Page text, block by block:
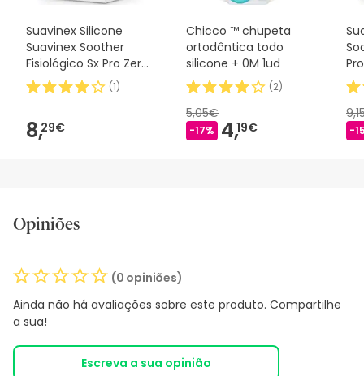
Suavinex Silicone
Suavinex Soother
Fisiológico Sx Pro Zero
2m 1 peça
(1)
8,29€
Chicco ™ chupeta
ortodôntica todo
silicone + 0M 1ud
(2)
5,05€
-17% 4,19€ -
Opiniões
(0 opiniões)
Ainda não há avaliações sobre este produto. Compartilhe
a sua!
Escreva a sua opinião